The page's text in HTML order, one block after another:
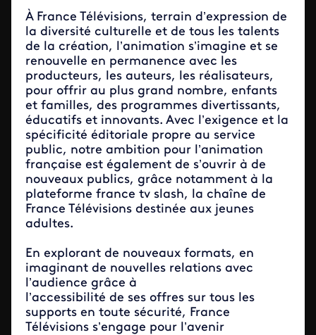
À France Télévisions, terrain d’expression de
la diversité culturelle et de tous les talents
de la création, l’animation s’imagine et se
renouvelle en permanence avec les
producteurs, les auteurs, les réalisateurs,
pour offrir au plus grand nombre, enfants
et familles, des programmes divertissants,
éducatifs et innovants. Avec l’exigence et la
spécificité éditoriale propre au service
public, notre ambition pour l’animation
française est également de s’ouvrir à de
nouveaux publics, grâce notamment à la
plateforme france tv slash, la chaîne de
France Télévisions destinée aux jeunes
adultes.
En explorant de nouveaux formats, en
imaginant de nouvelles relations avec
l’audience grâce à
l’accessibilité de ses offres sur tous les
supports en toute sécurité, France
Télévisions s’engage pour l’avenir